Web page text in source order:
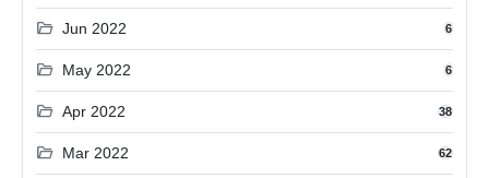
folder_open Jun 2022 6
folder_open May 2022 6
folder_open Apr 2022 38
folder_open Mar 2022 62